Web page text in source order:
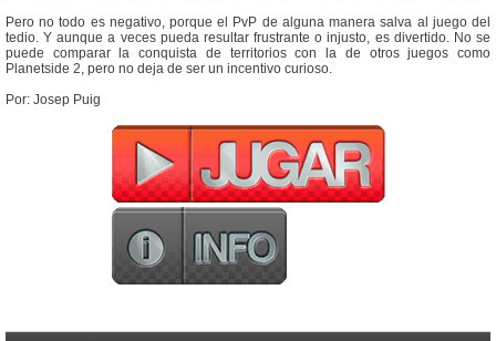
Pero no todo es negativo, porque el PvP de alguna manera salva al juego del
tedio. Y aunque a veces pueda resultar frustrante o injusto, es divertido. No se
puede comparar la conquista de territorios con la de otros juegos como
Planetside 2, pero no deja de ser un incentivo curioso.
Por: Josep Puig